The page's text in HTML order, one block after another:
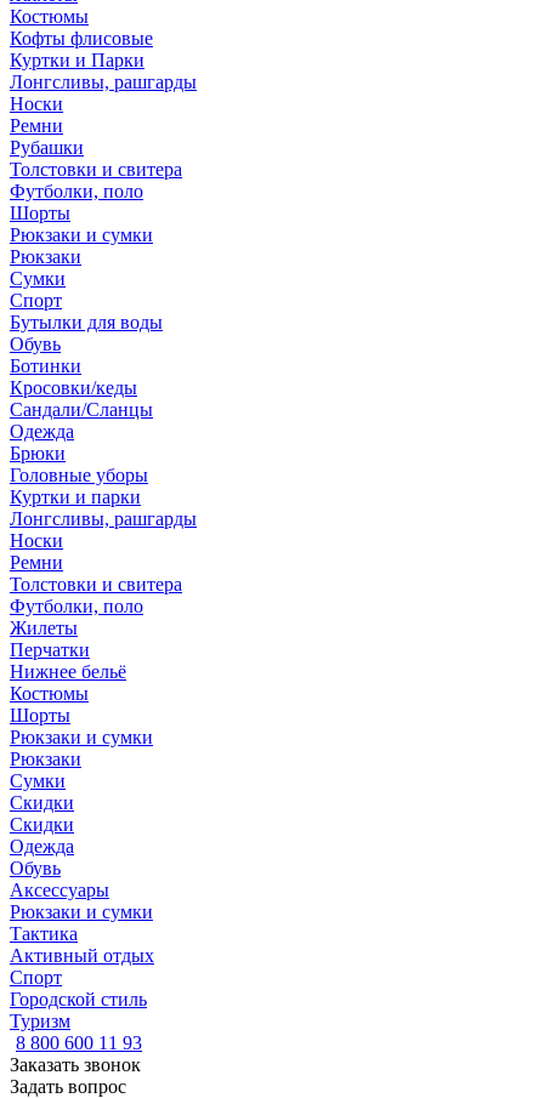
Костюмы
Кофты флисовые
Куртки и Парки
Лонгсливы, рашгарды
Носки
Ремни
Рубашки
Толстовки и свитера
Футболки, поло
Шорты
Рюкзаки и сумки
Рюкзаки
Сумки
Спорт
Бутылки для воды
Обувь
Ботинки
Кросовки/кеды
Сандали/Сланцы
Одежда
Брюки
Головные уборы
Куртки и парки
Лонгсливы, рашгарды
Носки
Ремни
Толстовки и свитера
Футболки, поло
Жилеты
Перчатки
Нижнее бельё
Костюмы
Шорты
Рюкзаки и сумки
Рюкзаки
Сумки
Скидки
Скидки
Одежда
Обувь
Аксессуары
Рюкзаки и сумки
Тактика
Активный отдых
Спорт
Городской стиль
Туризм
8 800 600 11 93
Заказать звонок
Задать вопрос